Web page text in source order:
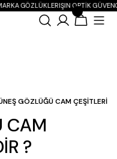
GÖZLÜKLERIŞIN OPTIK
GÖZLÜĞÜ CAM ÇEŞİTLERİ
CAM
?